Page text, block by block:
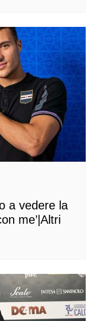
a vedere la
me’|Altri